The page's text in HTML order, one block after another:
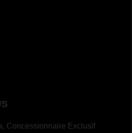
Concessionnaire Exclusif